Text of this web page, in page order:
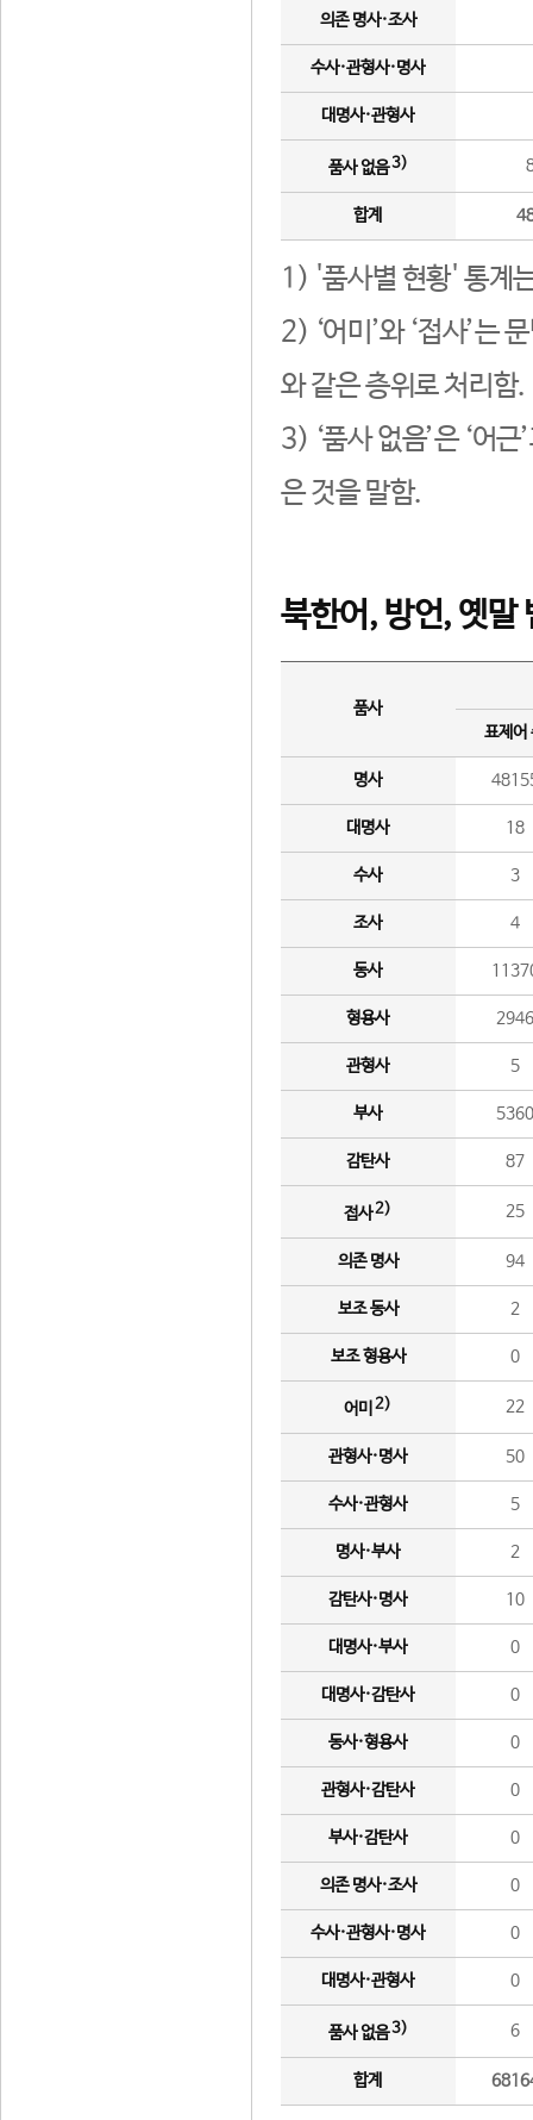
의존 명사·조사
수사·관형사·명사
대명사·관형사
품사 없음3)
합계
1) '품사별 현황' 통계
2) ‘어미’와 ‘접사’는
와 같은 층위로 처리함.
3) ‘품사 없음’은 ‘어
은 것을 말함.
북한어, 방언, 옛말
품사
표제어
명사
대명사 18
수사 3
조사 4
동사
형용사 2946
관형사 5
부사 5360
감탄사 87
접사2) 25
의존 명사 94
보조 동사 2
보조 형용사 0
어미 2) 22
관형사·명사 50
수사·관형사 5
명사·부사 2
감탄사·명사 10
대명사·부사 0
대명사·감탄사 0
동사·형용사 0
관형사·감탄사 0
부사·감탄사 0
의존 명사·조사 0
수사·관형사·명사 0
대명사·관형사 0
품사 없음3) 6
합계